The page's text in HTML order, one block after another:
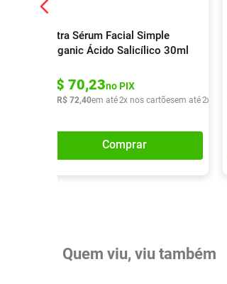
Ultra Sérum Facial Simple
Organic Ácido Salicílico 30ml
R$ 70,23no PIX
R$ 72,40em até2x nos cartõesem até2x de
Comprar
Quem viu, viu também